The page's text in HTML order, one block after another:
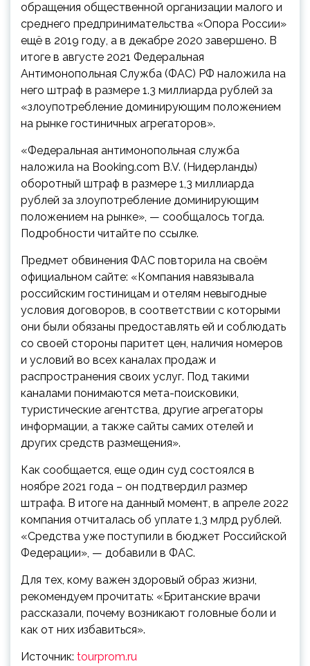
обращения общественной организации малого и
среднего предпринимательства «Опора России»
ещё в 2019 году, а в декабре 2020 завершено. В
итоге в августе 2021 Федеральная
Антимонопольная Служба (ФАС) РФ наложила на
него штраф в размере 1.3 миллиарда рублей за
«злоупотребление доминирующим положением
на рынке гостиничных агрегаторов».
«Федеральная антимонопольная служба
наложила на Booking.com B.V. (Нидерланды)
оборотный штраф в размере 1,3 миллиарда
рублей за злоупотребление доминирующим
положением на рынке», — сообщалось тогда.
Подробности читайте по ссылке.
Предмет обвинения ФАС повторила на своём
официальном сайте: «Компания навязывала
российским гостиницам и отелям невыгодные
условия договоров, в соответствии с которыми
они были обязаны предоставлять ей и соблюдать
со своей стороны паритет цен, наличия номеров
и условий во всех каналах продаж и
распространения своих услуг. Под такими
каналами понимаются мета-поисковики,
туристические агентства, другие агрегаторы
информации, а также сайты самих отелей и
других средств размещения».
Как сообщается, еще один суд состоялся в
ноябре 2021 года – он подтвердил размер
штрафа. В итоге на данный момент, в апреле 2022
компания отчиталась об уплате 1,3 млрд рублей.
«Средства уже поступили в бюджет Российской
Федерации», — добавили в ФАС.
Для тех, кому важен здоровый образ жизни,
рекомендуем прочитать: «Британские врачи
рассказали, почему возникают головные боли и
как от них избавиться».
Источник: tourprom.ru